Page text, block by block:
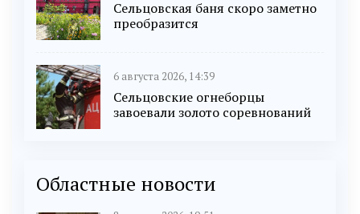
Сельцовская баня скоро заметно
преобразится
6 августа 2026, 14:39
Сельцовские огнеборцы
завоевали золото соревнований
Областные новости